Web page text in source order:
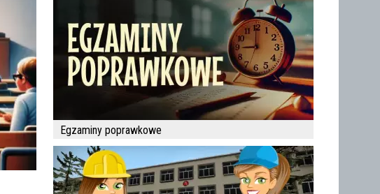
Egzaminy poprawkowe